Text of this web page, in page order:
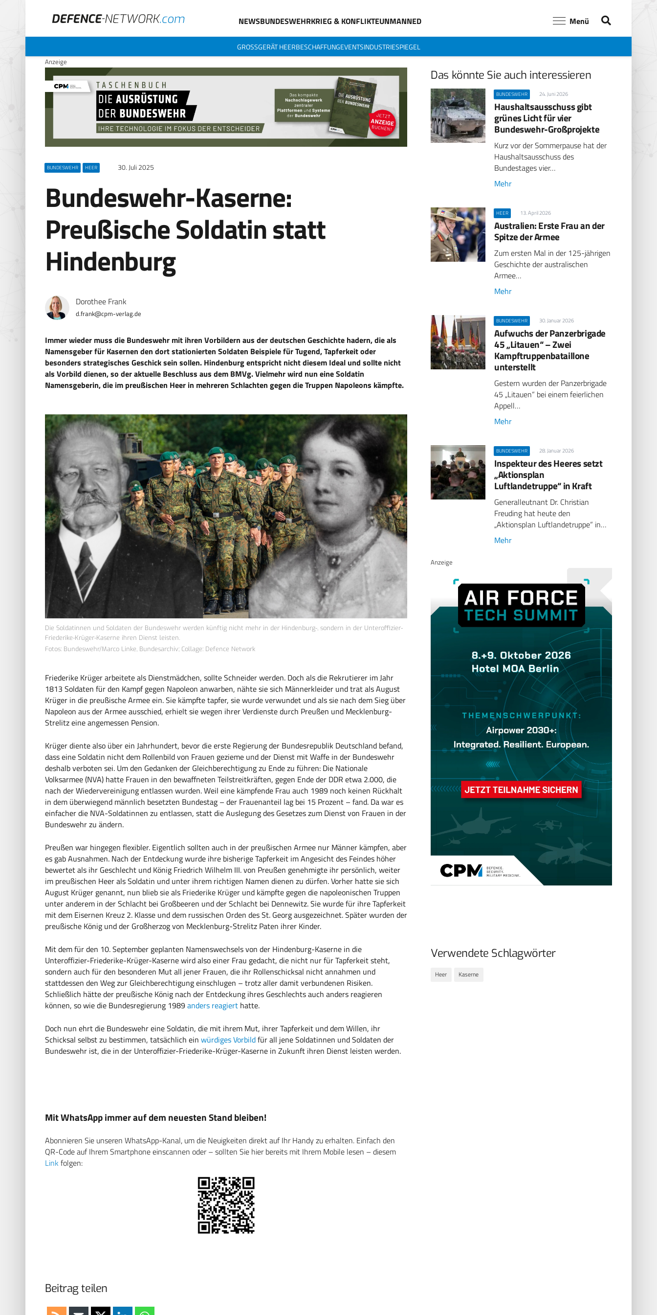
NEWSBUNDESWEHRKRIEG & KONFLIKTEUNMANNED Menü
GROSSGERÄT HEERBESCHAFFUNGEVENTSINDUSTRIESPIEGEL
Anzeige
BUNDESWEHR HEER 30. Juli 2025
Bundeswehr-Kaserne:
Preußische Soldatin statt
Hindenburg
Dorothee Frank
d.frank@cpm-verlag.de
Immer wieder muss die Bundeswehr mit ihren Vorbildern aus der deutschen Geschichte hadern, die als
Namensgeber für Kasernen den dort stationierten Soldaten Beispiele für Tugend, Tapferkeit oder
besonders strategisches Geschick sein sollen. Hindenburg entspricht nicht diesem Ideal und sollte nicht
als Vorbild dienen, so der aktuelle Beschluss aus dem BMVg. Vielmehr wird nun eine Soldatin
Namensgeberin, die im preußischen Heer in mehreren Schlachten gegen die Truppen Napoleons kämpfte.
Die Soldatinnen und Soldaten der Bundeswehr werden künftig nicht mehr in der Hindenburg-, sondern in der Unteroffizier-
Friederike-Krüger-Kaserne ihren Dienst leisten.
Fotos: Bundeswehr/Marco Linke, Bundesarchiv; Collage: Defence Network
Friederike Krügerarbeitete als Dienstmädchen, sollte Schneider werden. Doch als die Rekrutierer im Jahr
1813 Soldaten für den Kampf gegen Napoleon anwarben, nähte sie sich Männerkleider und trat als August
Krüger in die preußische Armee ein. Sie kämpfte tapfer, sie wurde verwundet und als sie nach dem Sieg über
Napoleon aus der Armee ausschied, erhielt sie wegen ihrer Verdienste durch Preußen und Mecklenburg-
Strelitz eine angemessen Pension.
Krüger diente also über ein Jahrhundert, bevor die erste Regierung der Bundesrepublik Deutschland befand,
dass eine Soldatin nicht dem Rollenbild von Frauen gezieme und der Dienst mit Waffe in der Bundeswehr
deshalb verboten sei. Um den Gedanken der Gleichberechtigung zu Ende zu führen: Die Nationale
Volksarmee (NVA) hatte Frauen in den bewaffneten Teilstreitkräften, gegen Ende der DDR etwa 2.000, die
nach der Wiedervereinigung entlassen wurden. Weil eine kämpfende Frau auch 1989 noch keinen Rückhalt
in dem überwiegend männlich besetzten Bundestag – der Frauenanteil lag bei 15 Prozent – fand. Da war es
einfacher die NVA-Soldatinnen zu entlassen, statt die Auslegung des Gesetzes zum Dienst von Frauen in der
Bundeswehr zu ändern.
Preußen war hingegen flexibler. Eigentlich sollten auch in der preußischen Armee nur Männer kämpfen, aber
es gab Ausnahmen. Nach der Entdeckung wurde ihre bisherige Tapferkeit im Angesicht des Feindes höher
bewertet als ihr Geschlecht und König Friedrich Wilhelm III. von Preußen genehmigte ihr persönlich, weiter
im preußischen Heer als Soldatin und unter ihrem richtigen Namen dienen zu dürfen. Vorher hatte sie sich
August Krüger genannt, nun blieb sie als Friederike Krüger und kämpfte gegen die napoleonischen Truppen
unter anderem in der Schlacht bei Großbeeren und der Schlacht bei Dennewitz. Sie wurde für ihre Tapferkeit
mit dem Eisernen Kreuz 2. Klasse und dem russischen Orden des St. Georg ausgezeichnet. Später wurden der
preußische König und der Großherzog von Mecklenburg-Strelitz Paten ihrer Kinder.
Mit dem für den 10. September geplanten Namenswechsels von der Hindenburg-Kaserne in die
Unteroffizier-Friederike-Krüger-Kaserne wird also einer Frau gedacht, die nicht nur für Tapferkeit steht,
sondern auch für den besonderen Mut all jener Frauen, die ihr Rollenschicksal nicht annahmen und
stattdessen den Weg zur Gleichberechtigung einschlugen – trotz aller damit verbundenen Risiken.
Schließlich hätte der preußische König nach der Entdeckung ihres Geschlechts auch anders reagieren
können, so wie die Bundesregierung 1989anders reagiert hatte.
Doch nun ehrt die Bundeswehr eine Soldatin, die mit ihrem Mut, ihrer Tapferkeit und dem Willen, ihr
Schicksal selbst zu bestimmen, tatsächlich ein würdiges Vorbildfür all jene Soldatinnen und Soldaten der
Bundeswehr ist, die in der Unteroffizier-Friederike-Krüger-Kaserne in Zukunft ihren Dienst leisten werden.
Mit WhatsApp immer auf dem neuesten Stand bleiben!
Abonnieren Sie unseren WhatsApp-Kanal, um die Neuigkeiten direkt auf Ihr Handy zu erhalten. Einfach den
QR-Code auf Ihrem Smartphone einscannen oder – sollten Sie hier bereits mit Ihrem Mobile lesen – diesem
Link folgen:
Beitrag teilen
Das könnte Sie auch interessieren
BUNDESWEHR 24. Juni 2026
Haushaltsausschuss gibt
grünes Licht für vier
Bundeswehr-Großprojekte
Kurz vor der Sommerpause hat der
Haushaltsausschuss des
Bundestages vier…
Mehr
HEER 13. April 2026
Australien: Erste Frau an der
Spitze der Armee
Zum ersten Mal in der 125-jährigen
Geschichte der australischen
Armee…
Mehr
BUNDESWEHR 30. Januar 2026
Aufwuchs der Panzerbrigade
45 „Litauen“ – Zwei
Kampftruppenbataillone
unterstellt
Gestern wurden der Panzerbrigade
45 „Litauen“ bei einem feierlichen
Appell…
Mehr
BUNDESWEHR 28. Januar 2026
Inspekteur des Heeres setzt
„Aktionsplan
Luftlandetruppe“ in Kraft
Generalleutnant Dr. Christian
Freuding hat heute den
„Aktionsplan Luftlandetruppe“ in…
Mehr
Anzeige
Verwendete Schlagwörter
Heer Kaserne